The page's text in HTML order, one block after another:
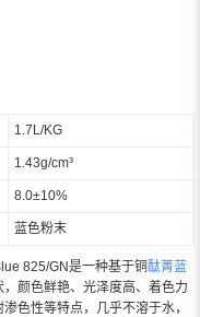
1.7L/KG
1.43g/cm³
8.0±10%
蓝色粉末
825/GN是一种基于铜酞菁蓝
颜色鲜艳、光泽度高、着色力
色性等特点，几乎不溶于水，